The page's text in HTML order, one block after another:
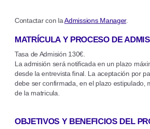
Contactar con laAdmissions Manager.
MATRÍCULA Y PROCESO DE
Tasa de Admisión 130€.
La admisión será notificada en un plazo
desde la entrevista final. La aceptación por
debe ser confirmada, en el plazo estipulado,
de la matricula.
OBJETIVOS Y BENEFICIOS DEL